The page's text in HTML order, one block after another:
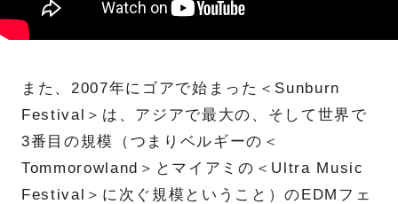
また、2007年にゴアで始まった＜Sunburn
Festival＞は、アジアで最大の、そして世界で
3番目の規模（つまりベルギーの＜
Tommorowland＞とマイアミの＜Ultra Music
Festival＞に次ぐ規模ということ）のEDMフェ